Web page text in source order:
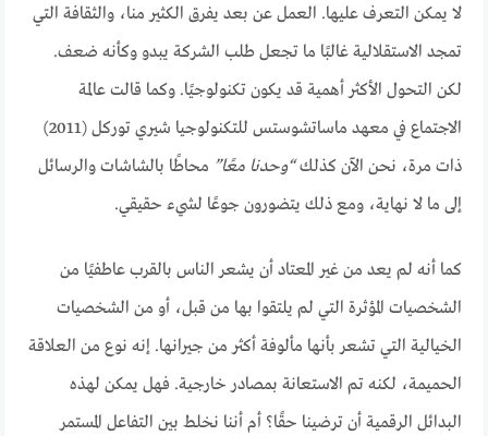
لا يمكن التعرف عليها. العمل عن بعد يفرق الكثير منا، والثقافة التي
تمجد الاستقلالية غالبًا ما تجعل طلب الشركة يبدو وكأنه ضعف.
لكن التحول الأكثر أهمية قد يكون تكنولوجيًا. وكما قالت عالمة
الاجتماع في معهد ماساتشوستس للتكنولوجيا شيري توركل (2011)
ذات مرة، نحن الآن كذلك“وحدنا معًا” محاطًا بالشاشات والرسائل
إلى ما لا نهاية، ومع ذلك يتضورون جوعًا لشيء حقيقي.
كما أنه لم يعد من غير المعتاد أن يشعر الناس بالقرب عاطفيًا من
الشخصيات المؤثرة التي لم يلتقوا بها من قبل، أو من الشخصيات
الخيالية التي تشعر بأنها مألوفة أكثر من جيرانها. إنه نوع من العلاقة
الحميمة، لكنه تم الاستعانة بمصادر خارجية. فهل يمكن لهذه
البدائل الرقمية أن ترضينا حقًا؟ أم أننا نخلط بين التفاعل المستمر